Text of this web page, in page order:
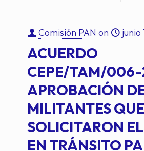
Comisión PAN on junio
ACUERDO
CEPE/TAM/
APROBACIÓN
MILITANTES QUE
SOLICITARON
EN TRÁNSITO